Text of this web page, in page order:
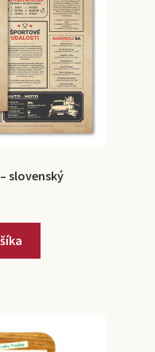
slovenský